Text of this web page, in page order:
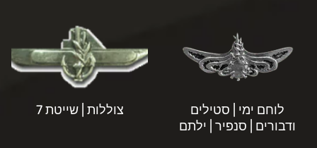
לוחם ימי | סטילים
ודבורים | סנפיר | ילתם
צוללות | שייטת 7